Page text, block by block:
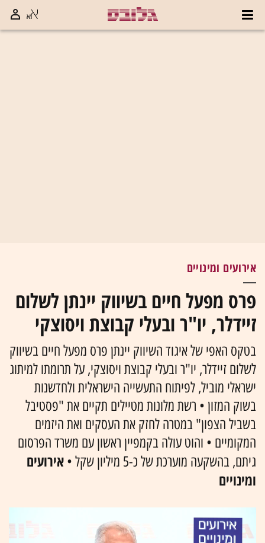
אירועים ומינויים
פרס מפעל חיים בשיווק יינתן לשלום
זיידלר, יו"ר ובעלי קבוצת ויסוצקי
בטקס האפי של איגוד השיווק יינתן פרס מפעל חיים בשיווק
לשלום זיידלר, יו"ר ובעלי קבוצת ויסוצקי, על תרומתו למיתוג
ישראלי מוביל, לפיתוח התעשייה הישראלית ולחדשנות
בשוק המזון • רשת מלונות מטיילים תקיים את "פסטיבל
בשביל הצפון" במטרה לחזק את העסקים ואת היזמים
המקומיים • והוט עולה בקמפיין ראשון עם משרד הפרסום
גיתם, בהשקעה מוערכת של כ-5 מיליון שקל •
אירועים
ומינויים